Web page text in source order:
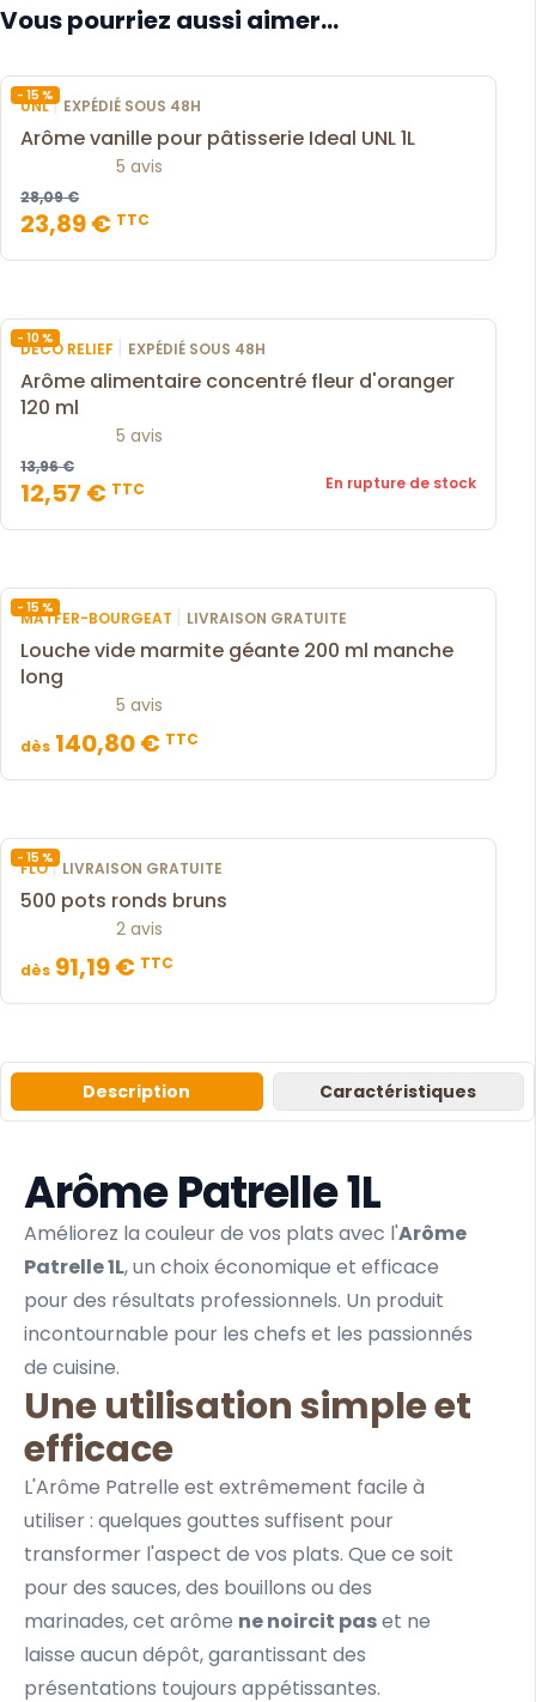
Vous pourriez aussi aimer...
- 15 %
UNL| EXPÉDIÉ SOUS 48H
Arôme vanille pour pâtisserie Ideal UNL 1L
5 avis
28,09 €
23,89 € TTC
- 10 %
DECO RELIEF | EXPÉDIÉ SOUS 48H
Arôme alimentaire concentré fleur d'oranger
120 ml
5 avis
13,96 €
12,57 € TTC En rupture de stock
- 15 %
MATFER-BOURGEAT | LIVRAISON GRATUITE
Louche vide marmite géante 200 ml manche
long
5 avis
dès 140,80 € TTC
- 15 %
FLO| LIVRAISON GRATUITE
500 pots ronds bruns
2 avis
dès 91,19 € TTC
Description Caractéristiques
Arôme Patrelle 1L
Améliorez la couleur de vos plats avec l'Arôme
Patrelle1L, un choix économique et efficace
pour des résultats professionnels. Un produit
incontournable pour les chefs et les passionnés
de cuisine.
Une utilisation simple et
efficace
L'Arôme Patrelle est extrêmement facile à
utiliser : quelques gouttes suffisent pour
transformer l'aspect de vos plats. Que ce soit
pour des sauces, des bouillons ou des
marinades, cet arôme ne noircit paset ne
laisse aucun dépôt, garantissant des
présentations toujours appétissantes.